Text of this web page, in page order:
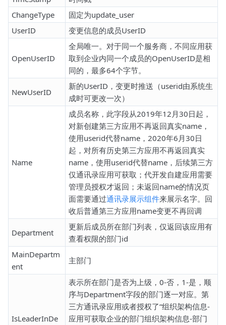
ChangeType
固定为update_user
UserID
变更信息的成员UserID
OpenUserID
全局唯一。对于同一个服务商，不同应用获
取到企业内同一个成员的OpenUserID是相
同的，最多64个字节。
NewUserID
新的UserID，变更时推送（userid由系统生
成时可更改一次）
Name
成员名称，此字段从2019年12月30日起，
对新创建第三方应用不再返回真实name，
使用userid代替name，2020年6月30日
起，对所有历史第三方应用不再返回真实
name，使用userid代替name，后续第三方
仅通讯录应用可获取；代开发自建应用需要
管理员授权才返回；未返回name的情况页
面需要通过通讯录展示组件来展示名字。回
收后普通第三方应用name变更不再回调
Department
更新后成员所在部门列表，仅返回该应用有
查看权限的部门id
MainDepartm
ent
主部门
IsLeaderInDe
表示所在部门是否为上级，0-否，1-是，顺
序与Department字段的部门逐一对应。第
三方通讯录应用或者授权了“组织架构信息-
应用可获取企业的部门组织架构信息-部门